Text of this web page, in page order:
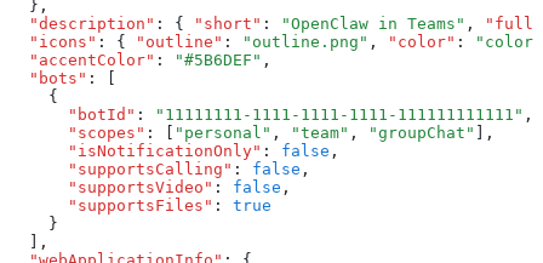
  }
,
  "description"
: { "short" : "OpenClaw in Teams" ,
"full"
  "icons"
: { "outline" : "outline.png" , "color" :
  "accentColor"
: "#5B6DEF" ,
  "bots"
:
    {
      "botId"
: "11111111-1111-1111-1111-111111111111" ,
      "scopes"
: "personal" , "team" , "groupChat"
,
      "isNotificationOnly"
: false ,
      "supportsCalling"
: false ,
      "supportsVideo"
: false ,
      "supportsFiles"
:
true
    }
,